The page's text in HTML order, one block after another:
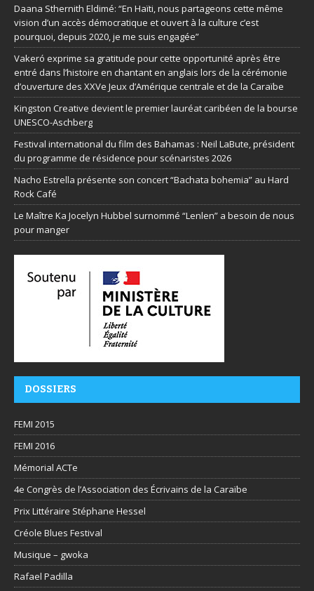
Daana Sthernith Eldimé: “En Haïti, nous partageons cette même
vision d’un accès démocratique et ouvert à la culture c’est
pourquoi, depuis 2020, je me suis engagée”
Vakeró exprime sa gratitude pour cette opportunité après être
entré dans l’histoire en chantant en anglais lors de la cérémonie
d’ouverture des XXVe Jeux d’Amérique centrale et de la Caraïbe
Kingston Creative devient le premier lauréat caribéen de la bourse
UNESCO-Aschberg
Festival international du film des Bahamas : Neil LaBute, président
du programme de résidence pour scénaristes 2026
Nacho Estrella présente son concert “Bachata bohemia” au Hard
Rock Café
Le Maître Ka Jocelyn Hubbel surnommé “Lenlen” a besoin de nous
pour manger
DOSSIERS
FEMI 2015
FEMI 2016
Mémorial ACTe
4e Congrès de l’Association des Écrivains de la Caraïbe
Prix Littéraire Stéphane Hessel
Créole Blues Festival
Musique – gwoka
Rafael Padilla